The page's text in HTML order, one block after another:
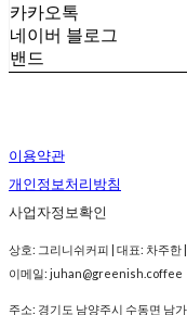
카카오톡
네이버 블로그
밴드
이용약관
개인정보처리방침
사업자정보확인
상호: 그리니쉬커피 | 대표: 차주한
이메일: juhan@greenish.coffee
주소: 경기도 남양주시 수동면 남